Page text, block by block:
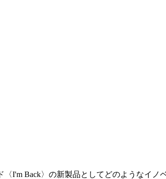
I'm Back〉の新製品としてどのようなイノ